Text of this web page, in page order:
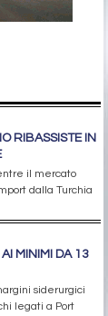
RIBASSISTE IN
il mercato
dalla Turchia
MINIMI DA 13
siderurgici
legati a Port